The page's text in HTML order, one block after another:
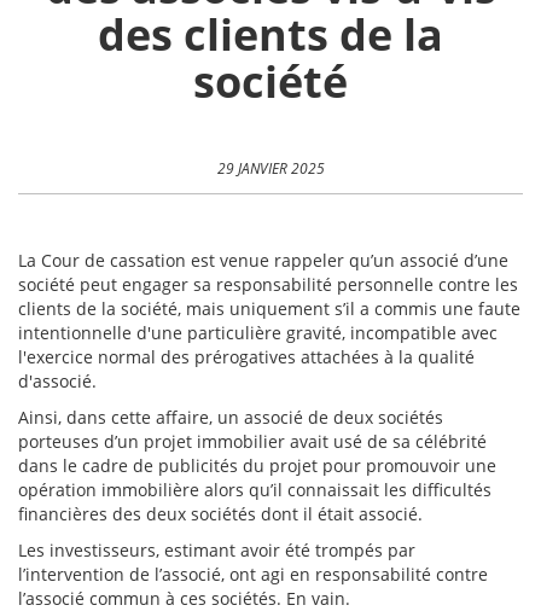
des clients de la
société
29 JANVIER 2025
La Cour de cassation est venue rappeler qu’un associé d’une
société peut engager sa responsabilité personnelle contre les
clients de la société, mais uniquement s’il a commis une faute
intentionnelle d'une particulière gravité, incompatible avec
l'exercice normal des prérogatives attachées à la qualité
d'associé.
Ainsi, dans cette affaire, un associé de deux sociétés
porteuses d’un projet immobilier avait usé de sa célébrité
dans le cadre de publicités du projet pour promouvoir une
opération immobilière alors qu’il connaissait les difficultés
financières des deux sociétés dont il était associé.
Les investisseurs, estimant avoir été trompés par
l’intervention de l’associé, ont agi en responsabilité contre
l’associé commun à ces sociétés. En vain.